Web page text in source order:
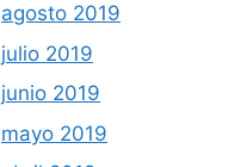
agosto 2019
julio 2019
junio 2019
mayo 2019